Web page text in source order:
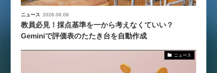
ニュース 2026.08.09
教員必見！採点基準を一から考えなくていい？
Geminiで評価表のたたき台を自動作成
ニュース